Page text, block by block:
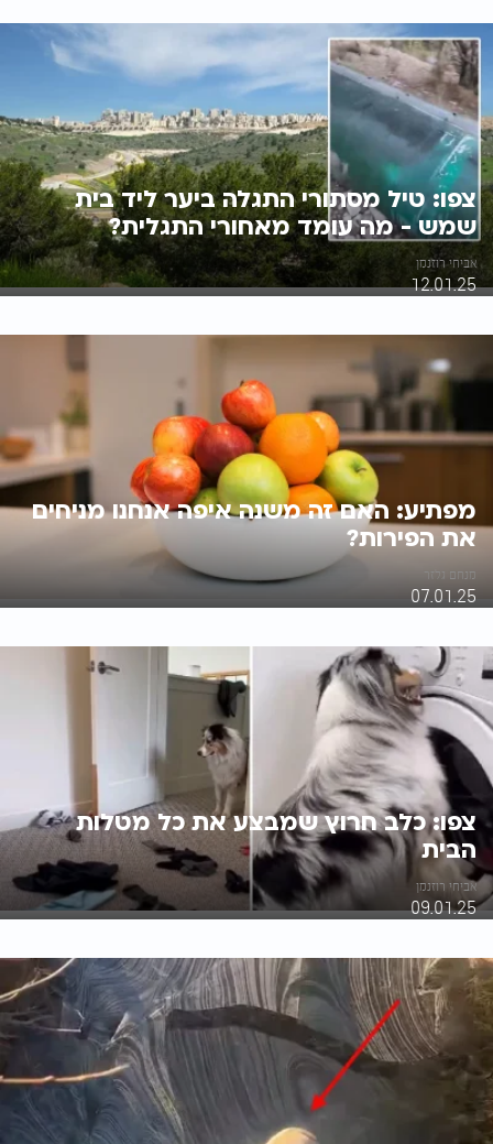
צפו: טיל מסתורי התגלה ביער ליד בית
שמש - מה עומד מאחורי התגלית?
אביחי רוזנמן
12.01.25
מפתיע: האם זה משנה איפה אנחנו מניחים
את הפירות?
מנחם גלזר
07.01.25
צפו: כלב חרוץ שמבצע את כל מטלות
הבית
אביחי רוזנמן
09.01.25